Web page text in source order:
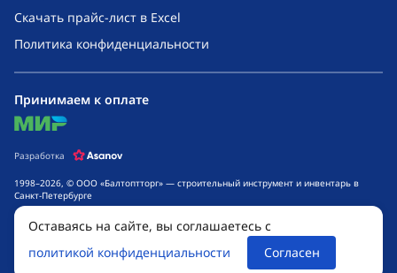
Скачать прайс-лист в Excel
Политика конфиденциальности
1998–2026, © ООО «Балтоптторг» — строительный инструмент и инвентарь в
Санкт-Петербурге
Обращаем ваше внимание на то, что данный интернет-сайт носит исключительно
информационный характер и ни при каких условиях не является публичной
офертой, определяемой положениями ч. 2 ст. 437 Гражданского кодекса
Российской Федерации. Для получения подробной информации о стоимости
товаров и сроках выполнения услуг, обращайтесь к менеджерам компании.
Принимаем к оплате
mir
Разработка
Оставаясь на сайте, вы соглашаетесь с
политикой конфиденциальности
Согласен